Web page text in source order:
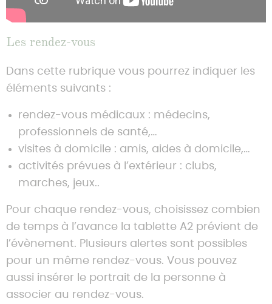
Les rendez-vous
Dans cette rubrique vous pourrez indiquer les
éléments suivants :
rendez-vous médicaux : médecins,
professionnels de santé,…
visites à domicile : amis, aides à domicile,…
activités prévues à l’extérieur : clubs,
marches, jeux..
Pour chaque rendez-vous, choisissez combien
de temps à l’avance la tablette A2 prévient de
l’évènement. Plusieurs alertes sont possibles
pour un même rendez-vous. Vous pouvez
aussi insérer le portrait de la personne à
associer au rendez-vous.